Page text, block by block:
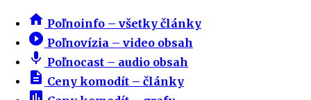
home Poľnoinfo – všetky články
play_circle_filled Poľnovízia – video obsah
mic Poľnocast – audio obsah
description Ceny komodít – články
insert_chart